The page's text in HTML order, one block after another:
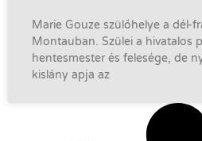
Marie Gouze szülőhelye a dél-
Montauban. Szülei a hivatalos
hentesmester és felesége, de
kislány apja az